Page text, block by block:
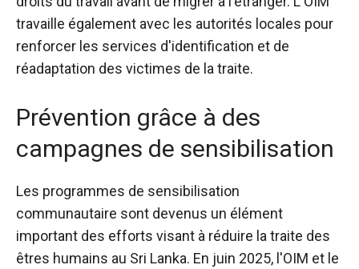
travaille également avec les autorités locales pour
renforcer les services d'identification et de
réadaptation des victimes de la traite.
Prévention grâce à des
campagnes de sensibilisation
Les programmes de sensibilisation
communautaire sont devenus un élément
important des efforts visant à réduire la traite des
êtres humains au Sri Lanka. En juin 2025, l'OIM et le